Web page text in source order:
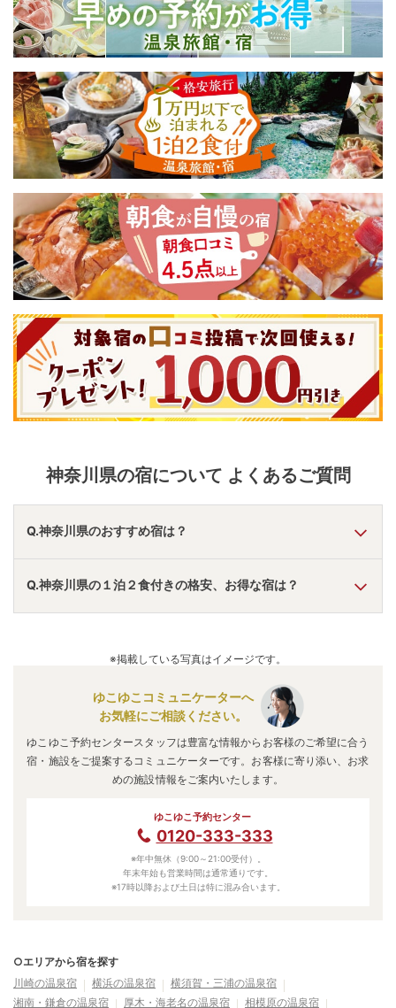
神奈川県の宿について よくあるご質問
Q.神奈川県のおすすめ宿は？
A.「ヒルトン小田原リゾート＆スパ」・「EN RESORT
Re‘Cove Hakone(ﾘ･ｶｰｳﾞ箱根)」 ・ 「 ローズホテル横浜
どの旅館・ホテルがおすすめの宿泊先です。
Q.神奈川県の１泊２食付きの格安、お得な宿は？
などの旅館・ホテルがお得な価格で泊まれる宿泊先
※掲載している写真はイメージです。
ゆこゆこコミュニケーターへ
お気軽にご相談ください。
ゆこゆこ予約センタースタッフは豊富な情報からお客様のご希望に合う
宿・施設をご提案するコミュニケーターです。お客様に寄り添い、お求
めの施設情報をご案内いたします。
ゆこゆこ予約センター
0120-333-333
※年中無休（9:00～21:00受付）。
年末年始も営業時間は通常通りです。
※17時以降および土日は特に混み合います。
○エリアから宿を探す
川崎の温泉宿
横浜の温泉宿
横須賀・三浦の温泉宿
湘南・鎌倉の温泉宿
厚木・海老名の温泉宿 相模原の温泉宿